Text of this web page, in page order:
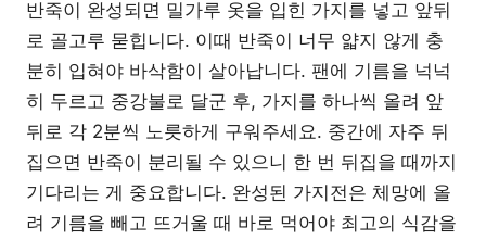
반죽이 완성되면 밀가루 옷을 입힌 가지를 넣고 앞뒤
로 골고루 묻힙니다. 이때 반죽이 너무 얇지 않게 충
분히 입혀야 바삭함이 살아납니다. 팬에 기름을 넉넉
히 두르고 중강불로 달군 후, 가지를 하나씩 올려 앞
뒤로 각 2분씩 노릇하게 구워주세요. 중간에 자주 뒤
집으면 반죽이 분리될 수 있으니 한 번 뒤집을 때까지
기다리는 게 중요합니다. 완성된 가지전은 체망에 올
려 기름을 빼고 뜨거울 때 바로 먹어야 최고의 식감을